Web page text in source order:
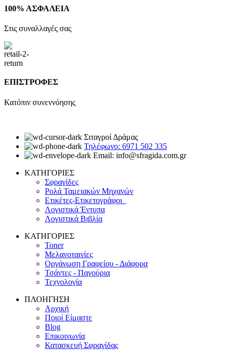
100% ΑΣΦΑΛΕΙΑ
Στις συναλλαγές σας
ΕΠΙΣΤΡΟΦΕΣ
Κατόπιν συνεννόησης
Σιταγροί Δράμας
Τηλέφωνο: 6971 502 335
Email: info@sfragida.com.gr
ΚΑΤΗΓΟΡΙΕΣ
Σφραγίδες
Ρολά Ταμειακών Μηχανών
Ετικέτες-Ετικετογράφοι
Λογιστικά Έντυπα
Λογιστικά Βιβλία
ΚΑΤΗΓΟΡΙΕΣ
Toner
Μελανοταινίες
Οργάνωση Γραφείου - Διάφορα
Τσάντες - Παγούρια
Τεχνολογία
ΠΛΟΗΓΗΣΗ
Αρχική
Ποιοί Είμαστε
Blog
Επικοινωνία
Κατασκευή Σφραγίδας